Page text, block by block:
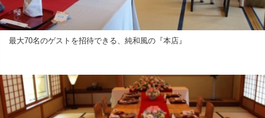
最大70名のゲストを招待できる、純和風の『本店』